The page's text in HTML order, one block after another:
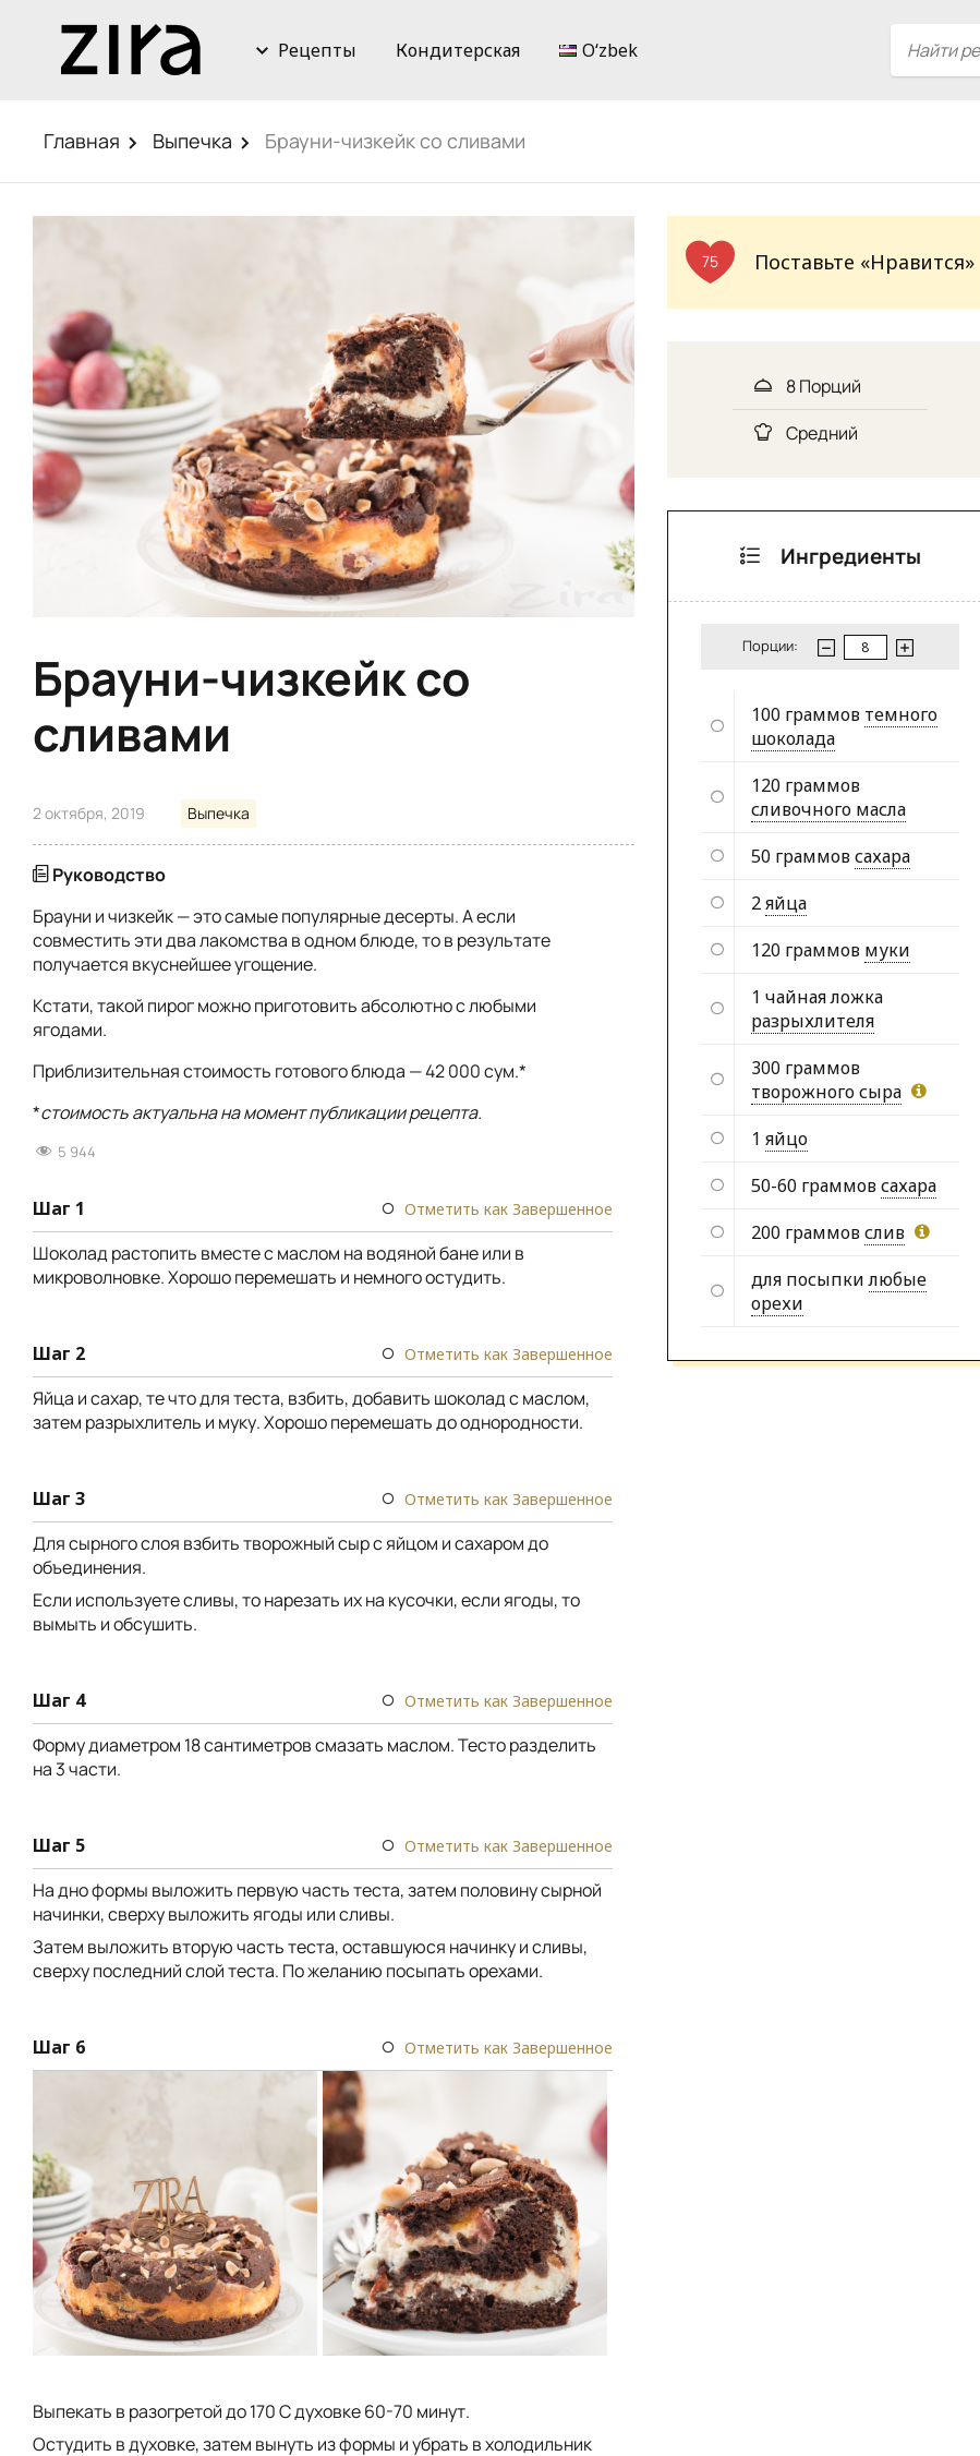
Рецепты Кондитерская Oʻzbek
Главная Выпечка Брауни-чизкейк со сливами
Брауни-чизкейк со
сливами
2 октября, 2019 Выпечка
Руководство
Брауни и чизкейк — это самые популярные десерты. А если
совместить эти два лакомства в одном блюде, то в результате
получается вкуснейшее угощение.
Кстати, такой пирог можно приготовить абсолютно с любыми
ягодами.
Приблизительная стоимость готового блюда — 42 000 сум.*
*стоимость актуальна на момент публикации рецепта.
5 944
Шаг 1 Отметить как Завершенное
Шоколад растопить вместе с маслом на водяной бане или в
микроволновке. Хорошо перемешать и немного остудить.
Шаг 2 Отметить как Завершенное
Яйца и сахар, те что для теста, взбить, добавить шоколад с маслом,
затем разрыхлитель и муку. Хорошо перемешать до однородности.
Шаг 3 Отметить как Завершенное
Для сырного слоя взбить творожный сыр с яйцом и сахаром до
объединения.
Если используете сливы, то нарезать их на кусочки, если ягоды, то
вымыть и обсушить.
Шаг 4 Отметить как Завершенное
Форму диаметром 18 сантиметров смазать маслом. Тесто разделить
на 3 части.
Шаг 5 Отметить как Завершенное
На дно формы выложить первую часть теста, затем половину сырной
начинки, сверху выложить ягоды или сливы.
Затем выложить вторую часть теста, оставшуюся начинку и сливы,
сверху последний слой теста. По желанию посыпать орехами.
Шаг 6 Отметить как Завершенное
Выпекать в разогретой до 170 С духовке 60-70 минут.
Остудить в духовке, затем вынуть из формы и убрать в холодильник
75 Поставьте «Нравится»
8 Порций
Средний
Ингредиенты
Порции:
100 граммов темного
шоколада
120 граммов
сливочного масла
50 граммовсахара
2яйца
120 граммов муки
1 чайная ложка
разрыхлителя
300 граммов
творожного сыра
1 яйцо
50-60 граммовсахара
200 граммовслив
для посыпки любые
орехи